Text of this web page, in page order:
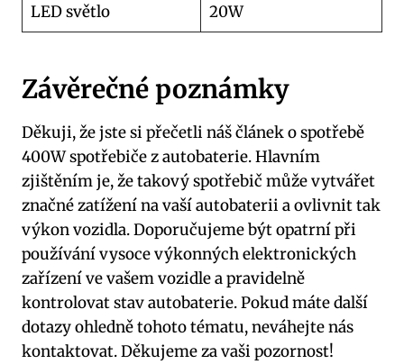
LED světlo
20W
Závěrečné poznámky
Děkuji, že jste si přečetli náš článek o spotřebě
400W spotřebiče z autobaterie. Hlavním
zjištěním je, že takový spotřebič může vytvářet
značné zatížení na vaší autobaterii a ovlivnit tak
výkon vozidla. Doporučujeme být opatrní při
používání vysoce výkonných elektronických
zařízení ve vašem vozidle a pravidelně
kontrolovat stav autobaterie. Pokud máte další
dotazy ohledně tohoto tématu, neváhejte nás
kontaktovat. Děkujeme za vaši pozornost!